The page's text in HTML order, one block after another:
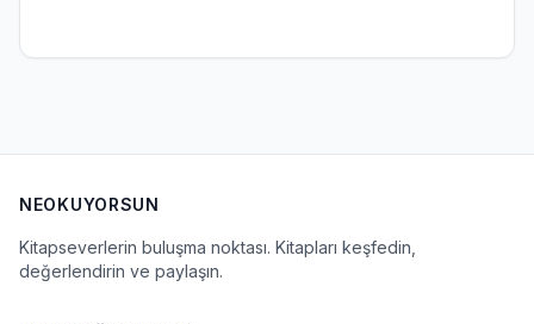
NEOKUYORSUN
Kitapseverlerin buluşma noktası. Kitapları keşfedin,
değerlendirin ve paylaşın.